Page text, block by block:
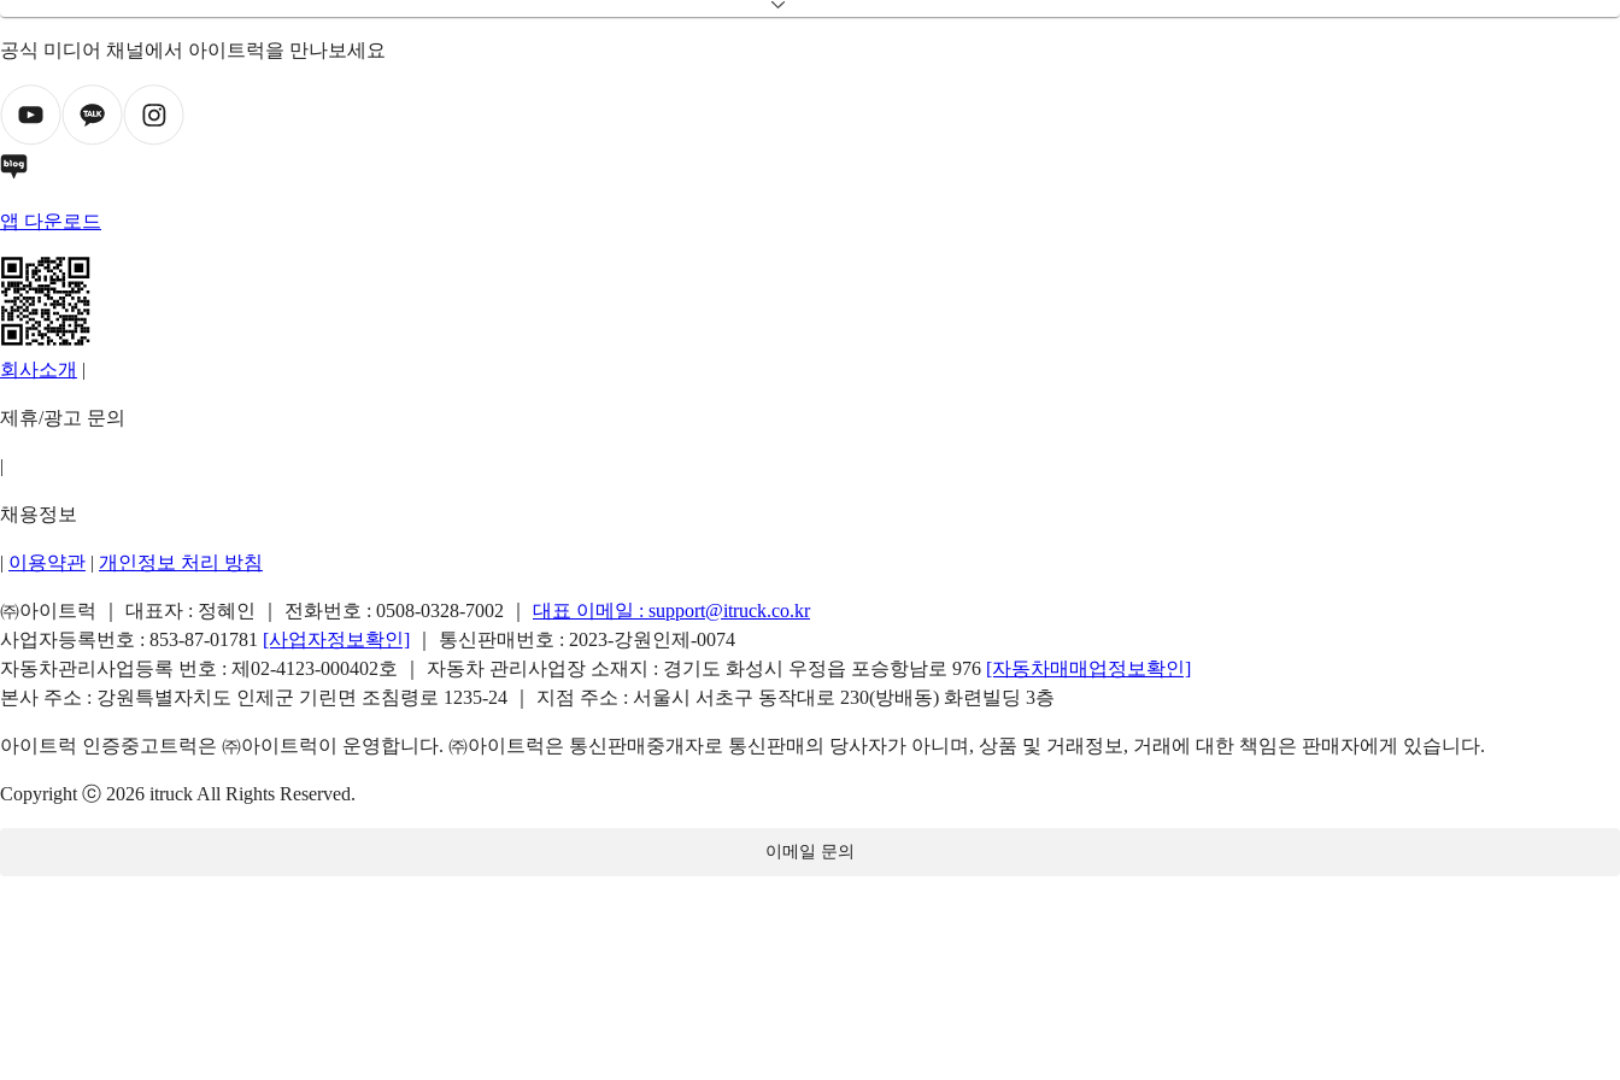
공식 미디어 채널에서 아이트럭을 만나보세요
앱 다운로드
회사소개 |
제휴/광고 문의
|
채용정보
| 이용약관 | 개인정보 처리 방침
㈜아이트럭 ｜ 대표자 : 정혜인 ｜ 전화번호 : 0508-0328-7002 대표 이메일 : support@itruck.co.kr
사업자등록번호 : 853-87-01781 [사업자정보확인]
｜ 통신판매번호 : 2023-강원인제-0074
자동차관리사업등록 번호 : 제02-4123-000402호 ｜ 자동차 관리사업장 소재지 : 경기도 화성시 우정읍 포승항남로 976 [자동차매매업정보확인]
본사 주소 : 강원특별자치도 인제군 기린면 조침령로 1235-24 ｜ 지점 주소 : 서울시 서초구 동작대로 230(방배동) 화련빌딩 3층
아이트럭 인증중고트럭은 ㈜아이트럭이 운영합니다. ㈜아이트럭은 통신판매중개자로 통신판매의 당사자가 아니며, 상품 및 거래정보, 거래에 대한 책임은 판매자에게 있습니다.
Copyright ⓒ 2026 itruck All Rights Reserved.
이메일 문의